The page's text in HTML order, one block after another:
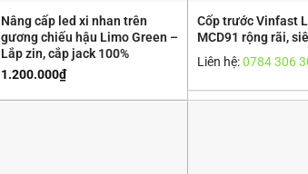
Nâng cấp led xi nhan trên
gương chiếu hậu Limo Green –
Lắp zin, cắp jack 100%
1.200.000₫
Cốp trước Vinfast
MCD91 rộng rãi,
Liên hệ:0784 306